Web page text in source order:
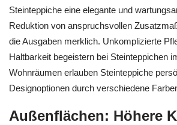
Steinteppiche eine elegante und
Reduktion von anspruchsvollen
die Ausgaben merklich. Unkomplizierte
Haltbarkeit begeistern bei Steinteppichen
Wohnräumen erlauben Steinteppiche
Designoptionen durch verschiedene
Außenflächen: Höhere